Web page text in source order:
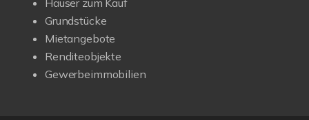
Häuser zum Kauf
Grundstücke
Mietangebote
Renditeobjekte
Gewerbeimmobilien